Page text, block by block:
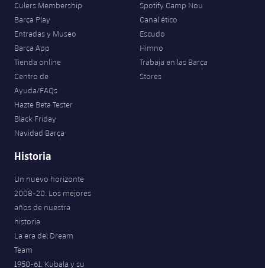
Jugadores
Fotos
Historia
Palmarés
Clasificaciones
Juvenil
Infantil
Alevín
Noticias
Atletismo
Actualidad
Femenino
Baloncesto en silla de ruedas
plusicon
más
Actualidad
Jugadores
Resultados
Clasificaciones
Hockey sobre hielo
plusicon
más
Actualidad
Calendario
Resultados
Clasificaciones
Hockey hierba
Noticias
Hockey Hierba Masculino
Hockey Hierba Femenino
Patinaje artístico
plusicon
más
Culers Membership
Barça Play
Entradas y Museo
Barça App
Tienda online
Centro de
Ayuda/FAQs
Hazte Beta Tester
Black Friday
Navidad Barça
Spotify Camp Nou
Canal ético
Escudo
Himno
Trabaja en las Barça
Stores
Historia
Un nuevo horizonte
2008-20. Los mejores
años de nuestra
historia
La era del Dream
Team
1950-61. Kubala y su